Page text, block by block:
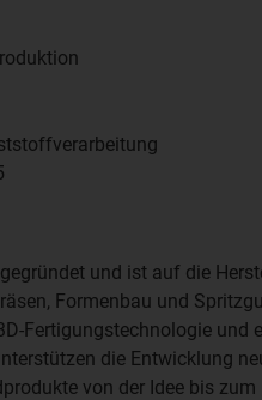
und ist auf die
Formenbau und
Fertigungstechnologie
die Entwicklung
von der Idee bis